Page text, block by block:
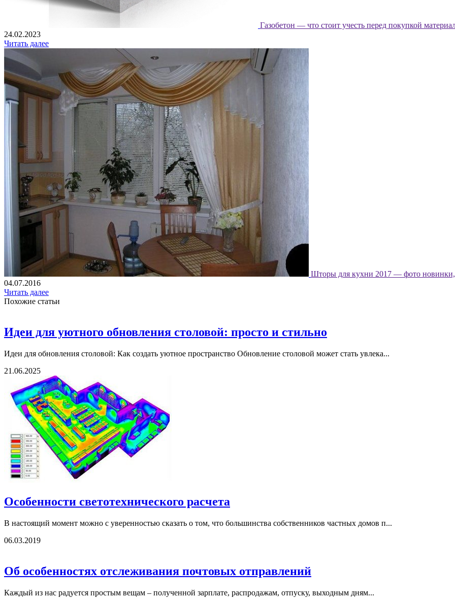
Газобетон — что стоит учесть перед покупкой
24.02.2023
Читать далее
Шторы для кухни 2017 — фото новинки,
04.07.2016
Читать далее
Похожие статьи
Идеи для уютного обновления столовой: просто и стильно
Идеи для обновления столовой: Как создать уютное пространство Обновление столовой может стать увлека...
21.06.2025
Особенности светотехнического расчета
В настоящий момент можно с уверенностью сказать о том, что большинства собственников частных домов п...
06.03.2019
Об особенностях отслеживания почтовых отправлений
Каждый из нас радуется простым вещам – полученной зарплате, распродажам, отпуску, выходным дням...